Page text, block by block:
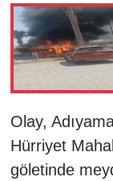
Olay,
Hürriyet
göletinde